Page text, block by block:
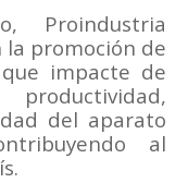
Proindustria
la promoción de
impacte de
del aparato
al